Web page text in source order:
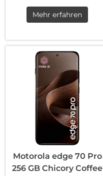
Mehr erfahren
Motorola edge 70 Pro
256 GB Chicory Coffee